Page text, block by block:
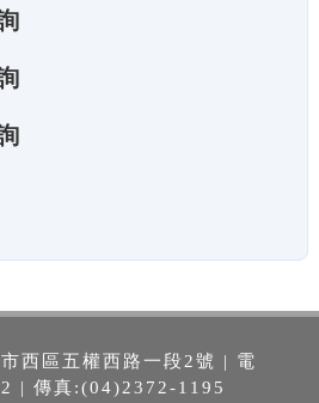
西區五權西路一段2號 | 電
| 傳真:(04)2372-1195